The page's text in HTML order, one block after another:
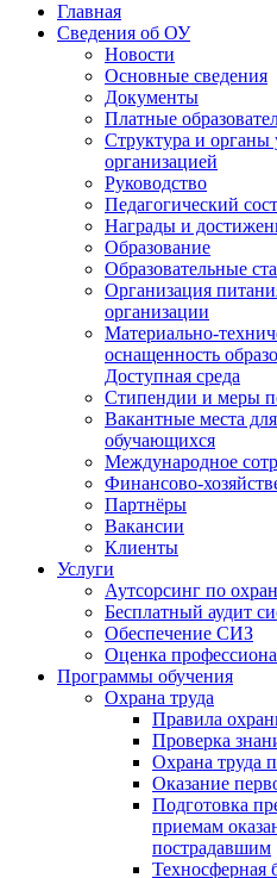
Главная
Сведения об ОУ
Новости
Основные сведения
Документы
Платные
Структура и органы
организацией
Руководство
Педагогический
Награды и
Образование
Образовательные
Организация
организации
Материально-
оснащенность
Доступная среда
Стипендии и меры
Вакантные места
обучающихся
Международное
Финансово-
Партнёры
Вакансии
Клиенты
Услуги
Аутсорсинг по
Бесплатный аудит
Обеспечение СИЗ
Оценка
Программы обучения
Охрана труда
Правила
Проверка
Охрана труда
Оказание
Подготовка
приемам
пострадавшим
Техносферная